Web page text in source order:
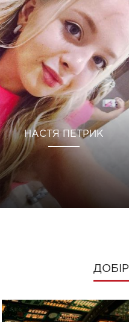
НАСТЯ ПЕТРИК